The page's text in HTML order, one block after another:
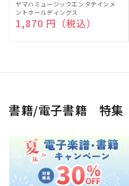
販
売
元:
ヤマハミュージックエンタテインメ
ントホールディングス
通常価格
1,870 円（税込）
書籍/電子書籍 特集